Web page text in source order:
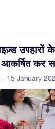
उपहारों
आकर्षित कर
- 15 January